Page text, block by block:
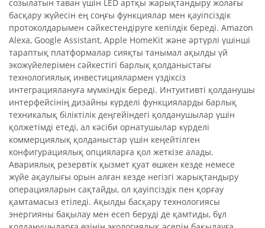
созылатын таван үшін LED артқы жарықтандыру жолағы
басқару жүйесін ең соңғы функциялар мен қауіпсіздік
протоколдарымен сәйкестендіруге кепілдік береді. Amazon
Alexa, Google Assistant, Apple HomeKit және әртүрлі үшінші
тараптық платформалар сияқты танымал ақылды үй
экожүйелерімен сәйкестігі барлық қолданыстағы
технологиялық инвестициялармен үздіксіз
интеграциялануға мүмкіндік береді. Интуитивті қолданушы
интерфейсінің дизайны күрделі функцияларды барлық
техникалық біліктілік деңгейіндегі қолданушылар үшін
қолжетімді етеді, ал кәсіби орнатушылар күрделі
коммерциялық қолданыстар үшін кеңейтілген
конфигурациялық опцияларға қол жеткізе алады.
Авариялық резервтік қызмет қуат өшкен кезде немесе
жүйе ақаулығы орын алған кезде негізгі жарықтандыру
операцияларын сақтайды, ол қауіпсіздік пен қорғау
қамтамасыз етіледі. Ақылды басқару технологиясы
энергияны бақылау мен есеп беруді де қамтиды, бұл